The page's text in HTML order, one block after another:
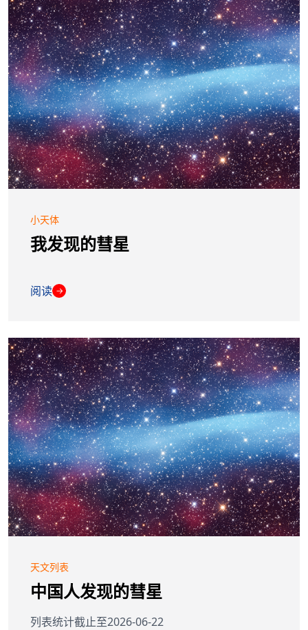
小天体
我发现的彗星
阅读 →
天文列表
中国人发现的彗星
列表统计截止至2026-06-22